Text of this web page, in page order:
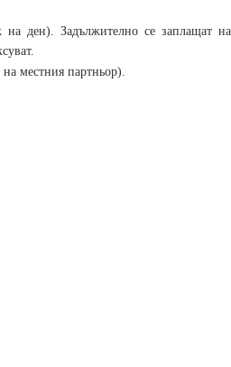
ден). Задължително се заплащат
местния партньор).